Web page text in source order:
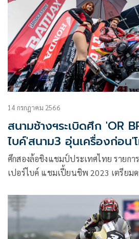
ฮาวาซู ซิตี้ รัฐแอริโซน่า สหรัฐเมื่อวัน
นายปิยะศิริ วัฒนวรางกูร เลขาธิการส
และความใจสู้ของนักแข่งที่ยังได้แชม
14 กรกฎาคม 2566
สนามช้างฯระเบิดศึก 'OR
ไบค์'สนาม3 อุ่นเครื่องก่อน'
ศึกสองล้อชิงแชมป์ประเทศไทย รายกา
เปอร์ไบค์ แชมเปี้ยนชิพ 2023 เตรียม
แชมป์ดุเดือดทุกคลาส ด้าน สนามช้าง อิ
อร์กิต จ.บุรีรัมย์ มั่นใจเกมการแขงขันท
พร้อมยกเป็นสนามอุ่นเครื่องทีมงานก่